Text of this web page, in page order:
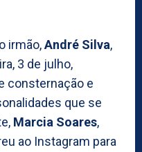
irmão,André Silva,
3 de julho,
consternação e
que se
Marcia Soares,
ao Instagram para